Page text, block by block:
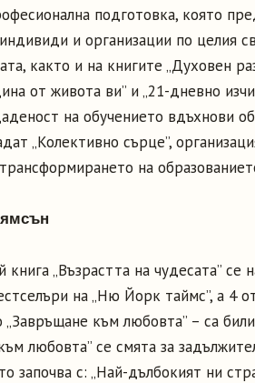
подготовка, която
и организации по целия
както и на книгите „Духовен
от живота ви” и „21-дневно
на обучението вдъхнови
„Колективно сърце”,
на
книга „Възрастта на чудесата”
на „Ню Йорк таймс”, а 4
към любовта” – са
любовта” се смята за
започва с: „Най-дълбокият ни